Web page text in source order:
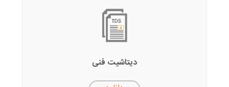
دیتاشیت فنی